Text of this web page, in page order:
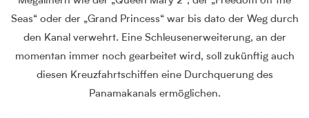
Seas“ oder der „Grand Princess“ war bis dato der Weg durch
den Kanal verwehrt. Eine Schleusenerweiterung, an der
momentan immer noch gearbeitet wird, soll zukünftig auch
diesen Kreuzfahrtschiffen eine Durchquerung des
Panamakanals ermöglichen.